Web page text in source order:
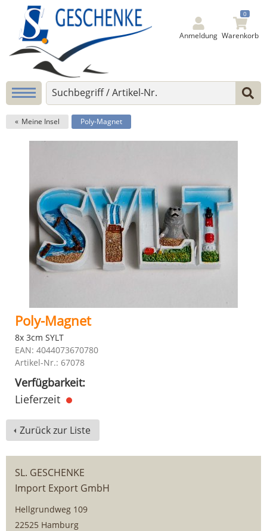
Anmeldung
0
Warenkorb
Meine Insel Poly-Magnet
Poly-Magnet
8x 3cm SYLT
EAN: 4044073670780
Artikel-Nr.: 67078
Verfügbarkeit:
Lieferzeit
Zurück zur Liste
SL. GESCHENKE
Import Export GmbH
Hellgrundweg 109
22525 Hamburg